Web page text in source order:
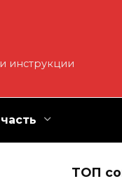
инструкции
ТОП